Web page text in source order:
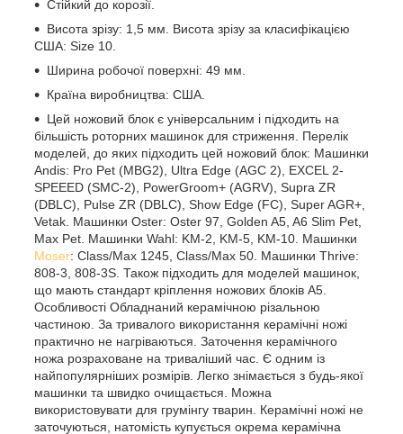
Стійкий до корозії.
Висота зрізу: 1,5 мм. Висота зрізу за класифікацією
США: Size 10.
Ширина робочої поверхні: 49 мм.
Країна виробництва: США.
Цей ножовий блок є універсальним і підходить на
більшість роторних машинок для стриження. Перелік
моделей, до яких підходить цей ножовий блок: Машинки
Andis: Pro Pet (MBG2), Ultra Edge (AGC 2), EXCEL 2-
SPEEED (SMC-2), PowerGroom+ (AGRV), Supra ZR
(DBLC), Pulse ZR (DBLC), Show Edge (FC), Super AGR+,
Vetak. Машинки Oster: Oster 97, Golden A5, A6 Slim Pet,
Max Pet. Машинки Wahl: KM-2, KM-5, KM-10. Машинки
Moser: Class/Max 1245, Class/Max 50. Машинки Thrive:
808-3, 808-3S. Також підходить для моделей машинок,
що мають стандарт кріплення ножових блоків А5.
Особливості Обладнаний керамічною різальною
частиною. За тривалого використання керамічні ножі
практично не нагріваються. Заточення керамічного
ножа розраховане на триваліший час. Є одним із
найпопулярніших розмірів. Легко знімається з будь-якої
машинки та швидко очищається. Можна
використовувати для грумінгу тварин. Керамічні ножі не
заточуються, натомість купується окрема керамічна